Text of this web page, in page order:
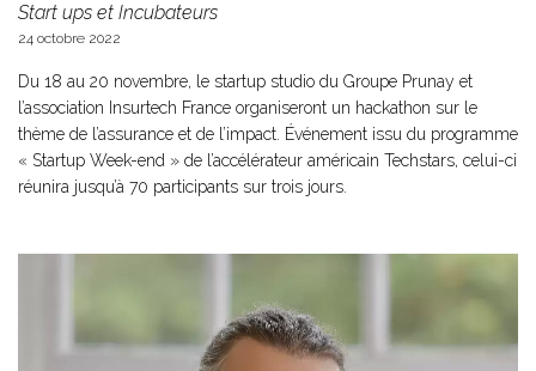
Start ups et Incubateurs
24 octobre 2022
Du 18 au 20 novembre, le startup studio du Groupe Prunay et
l’association Insurtech France organiseront un hackathon sur le
thème de l’assurance et de l’impact. Événement issu du programme
« Startup Week-end » de l’accélérateur américain Techstars, celui-ci
réunira jusqu’à 70 participants sur trois jours.